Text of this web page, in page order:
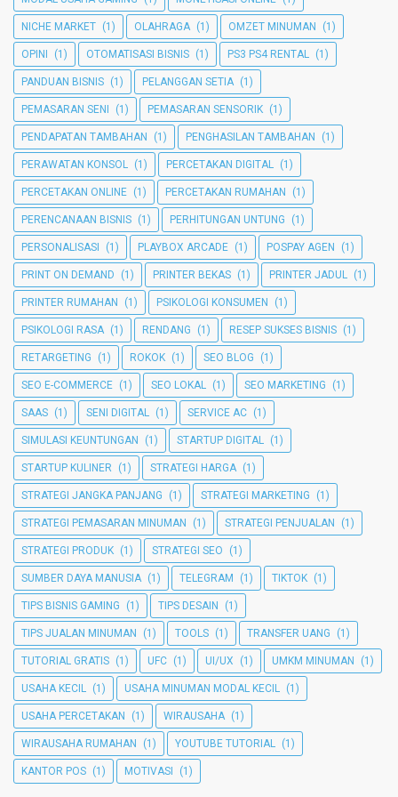
NICHE MARKET (1) OLAHRAGA (1) OMZET MINUMAN (1)
OPINI (1) OTOMATISASI BISNIS (1) PS3 PS4 RENTAL (1)
PANDUAN BISNIS (1) PELANGGAN SETIA (1)
PEMASARAN SENI (1) PEMASARAN SENSORIK (1)
PENDAPATAN TAMBAHAN (1) PENGHASILAN TAMBAHAN (1)
PERAWATAN KONSOL (1) PERCETAKAN DIGITAL (1)
PERCETAKAN ONLINE (1) PERCETAKAN RUMAHAN (1)
PERENCANAAN BISNIS (1) PERHITUNGAN UNTUNG (1)
PERSONALISASI (1) PLAYBOX ARCADE (1) POSPAY AGEN (1)
PRINT ON DEMAND (1) PRINTER BEKAS (1) PRINTER JADUL (1)
PRINTER RUMAHAN (1) PSIKOLOGI KONSUMEN (1)
PSIKOLOGI RASA (1) RENDANG (1) RESEP SUKSES BISNIS (1)
RETARGETING (1) ROKOK (1) SEO BLOG (1)
SEO E-COMMERCE (1) SEO LOKAL (1) SEO MARKETING (1)
SAAS (1) SENI DIGITAL (1) SERVICE AC (1)
SIMULASI KEUNTUNGAN (1) STARTUP DIGITAL (1)
STARTUP KULINER (1) STRATEGI HARGA (1)
STRATEGI JANGKA PANJANG (1) STRATEGI MARKETING (1)
STRATEGI PEMASARAN MINUMAN (1) STRATEGI PENJUALAN (1)
STRATEGI PRODUK (1) STRATEGI SEO (1)
SUMBER DAYA MANUSIA (1) TELEGRAM (1) TIKTOK (1)
TIPS BISNIS GAMING (1) TIPS DESAIN (1)
TIPS JUALAN MINUMAN (1) TOOLS (1) TRANSFER UANG (1)
TUTORIAL GRATIS (1) UFC (1) UI/UX (1) UMKM MINUMAN (1)
USAHA KECIL (1) USAHA MINUMAN MODAL KECIL (1)
USAHA PERCETAKAN (1) WIRAUSAHA (1)
WIRAUSAHA RUMAHAN (1) YOUTUBE TUTORIAL (1)
KANTOR POS (1) MOTIVASI (1)